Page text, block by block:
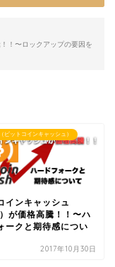
！〜ロックアップの要因を
ビットコインキャッシュ）
インキャッシュ
が価格高騰！！〜ハ
ークと期待感につい
2017年10月30日